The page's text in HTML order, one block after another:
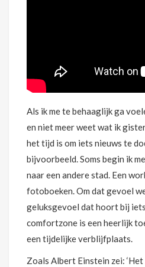
Als ik me te behaaglijk ga
en niet meer weet wat ik
het tijd is om iets nieuws te
bijvoorbeeld. Soms begin ik
naar een andere stad. Een
fotoboeken. Om dat gevoel
geluksgevoel dat hoort bij
comfortzone is een heerlijk
een tijdelijke verblijfplaats.
Zoals Albert Einstein zei: